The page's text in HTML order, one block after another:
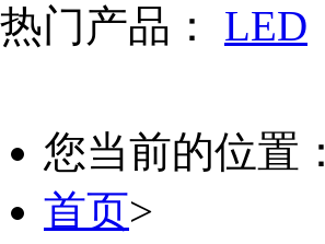
热门产品： LED
您当前的位置：
首页>